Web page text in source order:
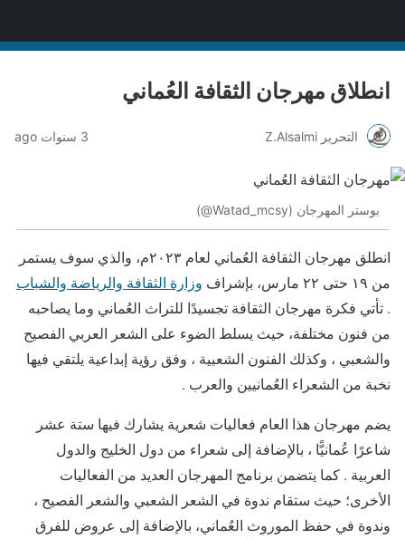
انطلاق مهرجان الثقافة العُماني
التحرير Z.Alsalmi 3 سنوات ago
بوستر المهرجان (Watad_mcsy@)
انطلق مهرجان الثقافة العُماني لعام ٢٠٢٣م، والذي سوف يستمر
من ١٩ حتى ٢٢ مارس، بإشراف
وزارة الثقافة والرياضة والشباب
. تأتي فكرة مهرجان الثقافة تجسيدًا للتراث العُماني وما يصاحبه
من فنون مختلفة، حيث يسلط الضوء على الشعر العربي الفصيح
والشعبي ، وكذلك الفنون الشعبية ، وفق رؤية إبداعية يلتقي فيها
نخبة من الشعراء العُمانيين والعرب .
يضم مهرجان هذا العام فعاليات شعرية يشارك فيها ستة عشر
شاعرًا عُمانيًّا ، بالإضافة إلى شعراء من دول الخليج والدول
العربية . كما يتضمن برنامج المهرجان العديد من الفعاليات
الأخرى؛ حيث ستقام ندوة في الشعر الشعبي والشعر الفصيح ،
وندوة في حفظ الموروث العُماني، بالإضافة إلى عروض للفرق